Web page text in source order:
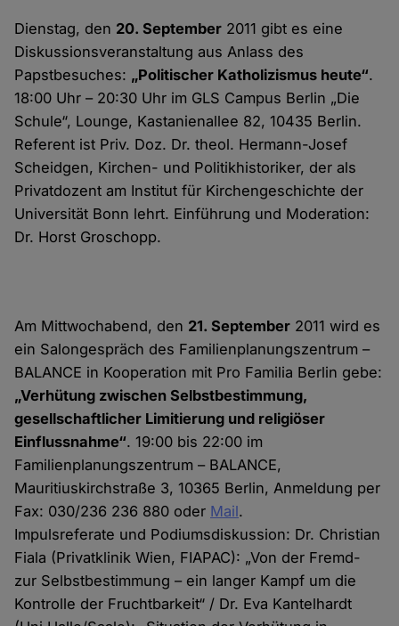
Dienstag, den 20. September 2011 gibt es eine
Diskussionsveranstaltung aus Anlass des
Papstbesuches: „Politischer Katholizismus heute“.
18:00 Uhr – 20:30 Uhr im GLS Campus Berlin „Die
Schule“, Lounge, Kastanienallee 82, 10435 Berlin.
Referent ist Priv. Doz. Dr. theol. Hermann-Josef
Scheidgen, Kirchen- und Politikhistoriker, der als
Privatdozent am Institut für Kirchengeschichte der
Universität Bonn lehrt. Einführung und Moderation:
Dr. Horst Groschopp.
Am Mittwochabend, den 21. September 2011 wird es
ein Salongespräch des Familienplanungszentrum –
BALANCE in Kooperation mit Pro Familia Berlin gebe:
„Verhütung zwischen Selbstbestimmung,
gesellschaftlicher Limitierung und religiöser
Einflussnahme“. 19:00 bis 22:00 im
Familienplanungszentrum – BALANCE,
Mauritiuskirchstraße 3, 10365 Berlin, Anmeldung per
Fax: 030/236 236 880 oder Mail.
Impulsreferate und Podiumsdiskussion: Dr. Christian
Fiala (Privatklinik Wien, FIAPAC): „Von der Fremd-
zur Selbstbestimmung – ein langer Kampf um die
Kontrolle der Fruchtbarkeit“ / Dr. Eva Kantelhardt